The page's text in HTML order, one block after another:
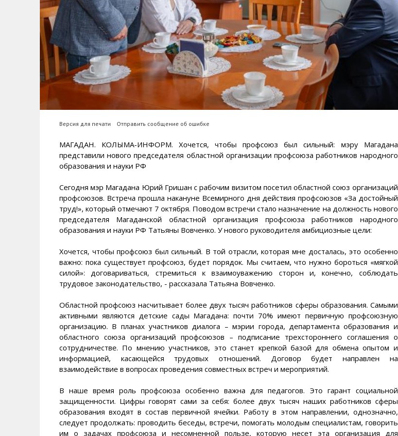
Версия для печати Отправить сообщение об ошибке
МАГАДАН. КОЛЫМА-ИНФОРМ. Хочется, чтобы профсоюз был сильный: мэру Магадана
представили нового председателя областной организации профсоюза работников народного
образования и науки РФ
Сегодня мэр Магадана Юрий Гришан с рабочим визитом посетил областной союз организаций
профсоюзов. Встреча прошла накануне Всемирного дня действия профсоюзов «За достойный
труд!», который отмечают 7 октября. Поводом встречи стало назначение на должность нового
председателя Магаданской областной организация профсоюза работников народного
образования и науки РФ Татьяны Вовченко. У нового руководителя амбициозные цели:
Хочется, чтобы профсоюз был сильный. В той отрасли, которая мне досталась, это особенно
важно: пока существует профсоюз, будет порядок. Мы считаем, что нужно бороться «мягкой
силой»: договариваться, стремиться к взаимоуважению сторон и, конечно, соблюдать
трудовое законодательство, - рассказала Татьяна Вовченко.
Областной профсоюз насчитывает более двух тысяч работников сферы образования. Самыми
активными являются детские сады Магадана: почти 70% имеют первичную профсоюзную
организацию. В планах участников диалога – мэрии города, департамента образования и
областного союза организаций профсоюзов – подписание трехстороннего соглашения о
сотрудничестве. По мнению участников, это станет крепкой базой для обмена опытом и
информацией, касающейся трудовых отношений. Договор будет направлен на
взаимодействие в вопросах проведения совместных встреч и мероприятий.
В наше время роль профсоюза особенно важна для педагогов. Это гарант социальной
защищенности. Цифры говорят сами за себя: более двух тысяч наших работников сферы
образования входят в состав первичной ячейки. Работу в этом направлении, однозначно,
следует продолжать: проводить беседы, встречи, помогать молодым специалистам, говорить
им о задачах профсоюза и несомненной пользе, которую несет эта организация для